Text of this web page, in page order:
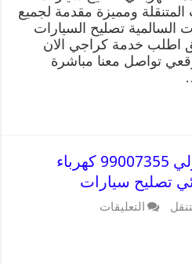
ومميزة مقدمة لجميع
السالمية تصليح السيارات
اطلب خدمة كراجي الان
تواصل معنا مباشرة
بنشر متنقل | كراج حولي 99007355 كهرباء
تصليح سيارات
التعليقات